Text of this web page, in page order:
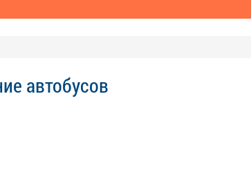
автобусов